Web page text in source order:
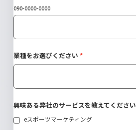
090-0000-0000
業種をお選びください
興味ある弊社のサービスを教えてください
eスポーツマーケティング